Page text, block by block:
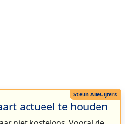
actueel te houden